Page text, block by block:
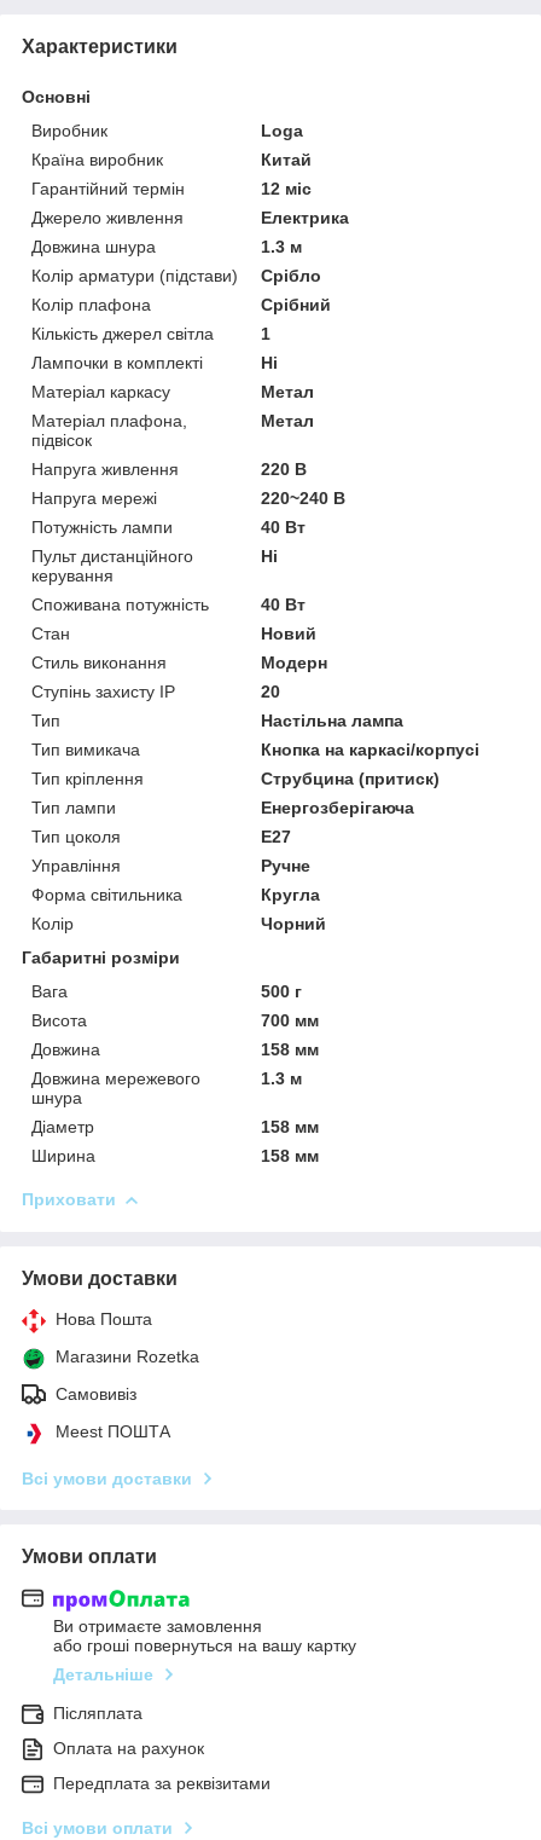
Характеристики
Основні
Виробник
Loga
Країна виробник
Китай
Гарантійний термін
12 міс
Джерело живлення
Електрика
Довжина шнура
1.3 м
Колір арматури (підстави)
Срібло
Колір плафона
Срібний
Кількість джерел світла
1
Лампочки в комплекті
Ні
Матеріал каркасу
Метал
Матеріал плафона,
підвісок
Метал
Напруга живлення
220 В
Напруга мережі
220~240 В
Потужність лампи
40 Вт
Пульт дистанційного
керування
Ні
Споживана потужність
40 Вт
Стан
Новий
Стиль виконання
Модерн
Ступінь захисту IP
20
Тип
Настільна лампа
Тип вимикача
Кнопка на каркасі/корпусі
Тип кріплення
Струбцина (притиск)
Тип лампи
Енергозберігаюча
Тип цоколя
E27
Управління
Ручне
Форма світильника
Кругла
Колір
Чорний
Габаритні розміри
Вага
500 г
Висота
700 мм
Довжина
158 мм
Довжина мережевого
шнура
1.3 м
Діаметр
158 мм
Ширина
158 мм
Приховати
Умови доставки
Нова Пошта
Магазини Rozetka
Самовивіз
Meest ПОШТА
Всі умови доставки
Умови оплати
Ви отримаєте замовлення
або гроші повернуться на вашу картку
Детальніше
Післяплата
Оплата на рахунок
Передплата за реквізитами
Всі умови оплати